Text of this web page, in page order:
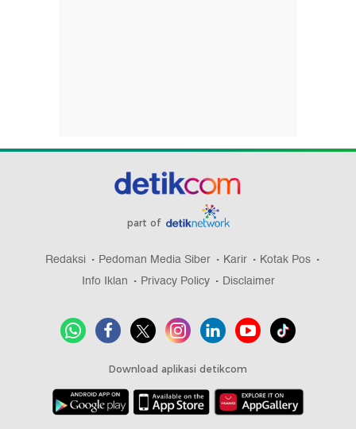
part of
Redaksi Pedoman Media Siber Karir
Kotak Pos
Info Iklan
Privacy Policy Disclaimer
Download aplikasi detikcom